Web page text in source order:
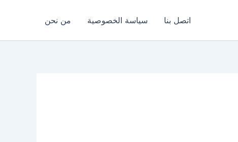
اتصل بنا سياسة الخصوصية من نحن